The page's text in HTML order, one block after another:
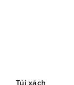
Túi xách